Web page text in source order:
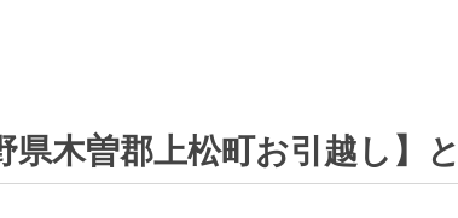
県木曽郡上松町お引越し】